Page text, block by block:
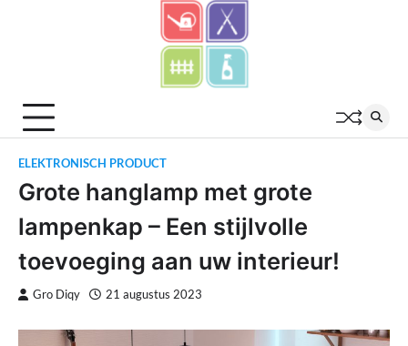
ELEKTRONISCH PRODUCT
Grote hanglamp met grote
lampenkap – Een stijlvolle
toevoeging aan uw interieur!
Gro Diqy 21 augustus 2023